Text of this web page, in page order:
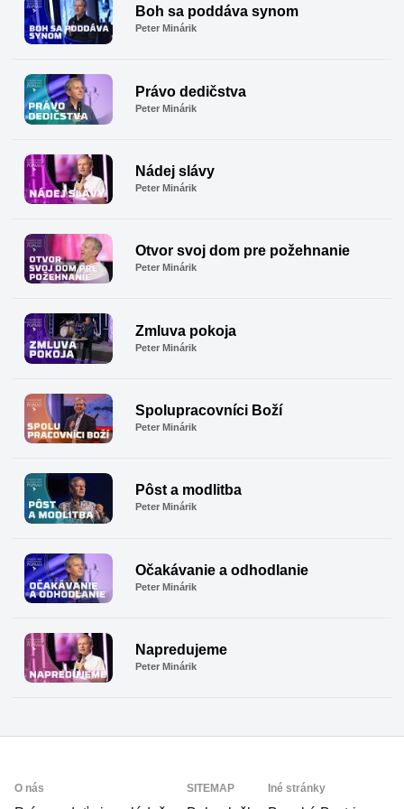
Boh sa poddáva synom
Peter Minárik
Právo dedičstva
Peter Minárik
Nádej slávy
Peter Minárik
Otvor svoj dom pre požehnanie
Peter Minárik
Zmluva pokoja
Peter Minárik
Spolupracovníci Boží
Peter Minárik
Pôst a modlitba
Peter Minárik
Očakávanie a odhodlanie
Peter Minárik
Napredujeme
Peter Minárik
O nás SITEMAP Iné stránky